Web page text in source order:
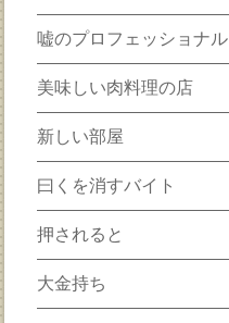
嘘のプロフェッショナル
美味しい肉料理の店
新しい部屋
曰くを消すバイト
押されると
大金持ち